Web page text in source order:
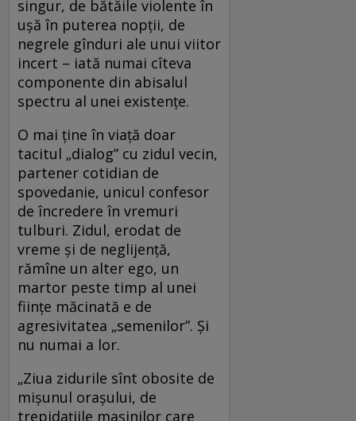
singur, de bătăile violente în
ușă în puterea nopții, de
negrele gînduri ale unui viitor
incert – iată numai cîteva
componente din abisalul
spectru al unei existențe.
O mai ține în viață doar
tacitul „dialog” cu zidul vecin,
partener cotidian de
spovedanie, unicul confesor
de încredere în vremuri
tulburi. Zidul, erodat de
vreme și de neglijență,
rămîne un alter ego, un
martor peste timp al unei
ființe măcinată e de
agresivitatea „semenilor”. Și
nu numai a lor.
„Ziua zidurile sînt obosite de
mișunul orașului, de
trepidațiile mașinilor care